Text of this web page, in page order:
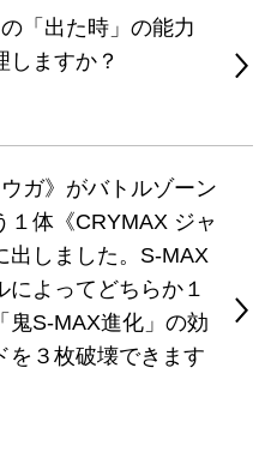
「出た時」の能力
しますか？
ガ》がバトルゾーン
１体《CRYMAX ジャ
出しました。S-MAX
よってどちらか１
鬼S-MAX進化」の効
を３枚破壊できます